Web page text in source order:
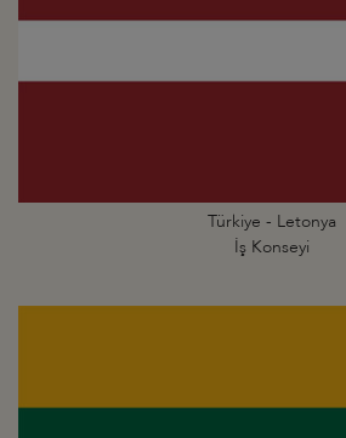
Türkiye - Letonya
İş Konseyi